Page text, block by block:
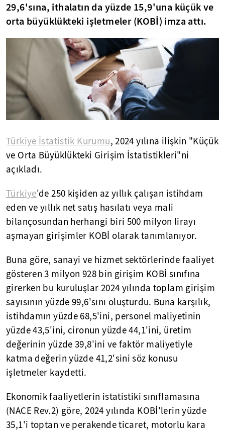
29,6'sına, ithalatın da yüzde 15,9'una küçük ve
orta büyüklükteki işletmeler (KOBİ) imza attı.
Türkiye İstatistik Kurumu, 2024 yılına ilişkin "Küçük
ve Orta Büyüklükteki Girişim İstatistikleri"ni
açıkladı.
Türkiye'de 250 kişiden az yıllık çalışan istihdam
eden ve yıllık net satış hasılatı veya mali
bilançosundan herhangi biri 500 milyon lirayı
aşmayan girişimler KOBİ olarak tanımlanıyor.
Buna göre, sanayi ve hizmet sektörlerinde faaliyet
gösteren 3 milyon 928 bin girişim KOBİ sınıfına
girerken bu kuruluşlar 2024 yılında toplam girişim
sayısının yüzde 99,6'sını oluşturdu. Buna karşılık,
istihdamın yüzde 68,5'ini, personel maliyetinin
yüzde 43,5'ini, cironun yüzde 44,1'ini, üretim
değerinin yüzde 39,8'ini ve faktör maliyetiyle
katma değerin yüzde 41,2'sini söz konusu
işletmeler kaydetti.
Ekonomik faaliyetlerin istatistiki sınıflamasına
(NACE Rev.2) göre, 2024 yılında KOBİ'lerin yüzde
35,1'i toptan ve perakende ticaret, motorlu kara